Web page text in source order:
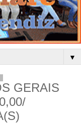
▼
GERAIS